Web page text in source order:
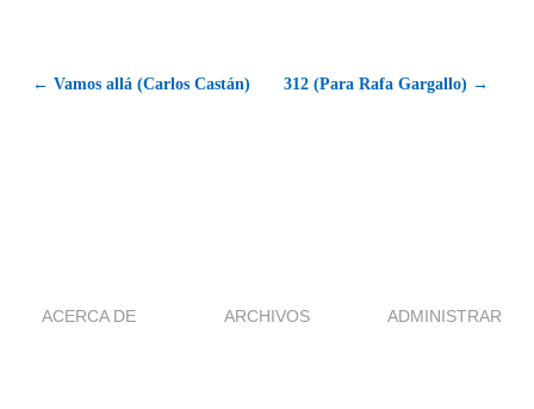
← Vamos allá (Carlos Castán) 312 (Para Rafa Gargallo) →
ACERCA DE ARCHIVOS ADMINISTRAR